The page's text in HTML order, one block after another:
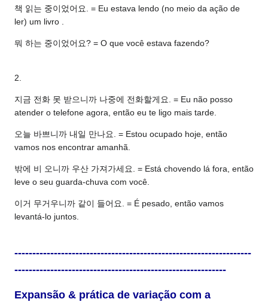
책 읽는 중이었어요. = Eu estava lendo (no meio da ação de
ler) um livro .
뭐 하는 중이었어요? = O que você estava fazendo?
2.
지금 전화 못 받으니까 나중에 전화할게요. = Eu não posso
atender o telefone agora, então eu te ligo mais tarde.
오늘 바쁘니까 내일 만나요. = Estou ocupado hoje, então
vamos nos encontrar amanhã.
밖에 비 오니까 우산 가져가세요. = Está chovendo lá fora, então
leve o seu guarda-chuva com você.
이거 무거우니까 같이 들어요. = É pesado, então vamos
levantá-lo juntos.
------------------------------------------------------------------
-----------------------------------------------------------
Expansão & prática de variação com a